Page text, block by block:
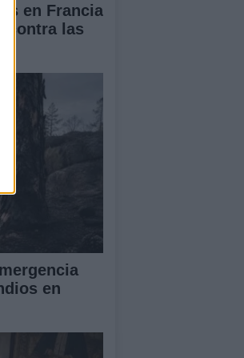
en Francia
contra las
en